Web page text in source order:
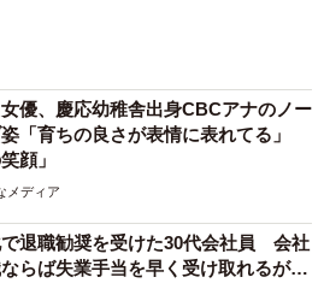
優、慶応幼稚舎出身CBCアナのノー
「育ちの良さが表情に表れてる」
顔」
メディア
退職勧奨を受けた30代会社員 会社
らば失業手当を早く受け取れるが…